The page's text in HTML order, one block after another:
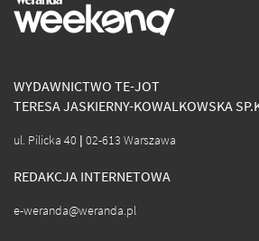
WYDAWNICTWO TE-JOT
TERESA JASKIERNY-KOWALKOWSKA
ul. Pilicka 40 | 02-613 Warszawa
REDAKCJA INTERNETOWA
e-weranda@weranda.pl